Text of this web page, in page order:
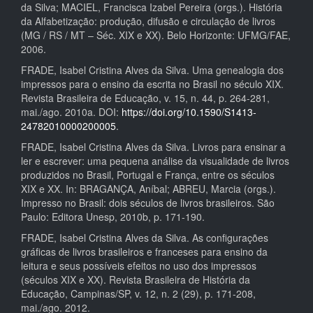
da Silva; MACIEL, Francisca Izabel Pereira (orgs.). História
da Alfabetização: produção, difusão e circulação de livros
(MG / RS / MT – Séc. XIX e XX). Belo Horizonte: UFMG/FAE,
2006.
FRADE, Isabel Cristina Alves da Silva. Uma genealogia dos
impressos para o ensino da escrita no Brasil no século XIX.
Revista Brasileira de Educação, v. 15, n. 44, p. 264-281,
mai./ago. 2010a. DOI: https://doi.org/10.1590/S1413-
24782010000200005.
FRADE, Isabel Cristina Alves da Silva. Livros para ensinar a
ler e escrever: uma pequena análise da visualidade de livros
produzidos no Brasil, Portugal e França, entre os séculos
XIX e XX. In: BRAGANÇA, Aníbal; ABREU, Marcia (orgs.).
Impresso no Brasil: dois séculos de livros brasileiros. São
Paulo: Editora Unesp, 2010b, p. 171-190.
FRADE, Isabel Cristina Alves da Silva. As configurações
gráficas de livros brasileiros e franceses para ensino da
leitura e seus possíveis efeitos no uso dos impressos
(séculos XIX e XX). Revista Brasileira de História da
Educação, Campinas/SP, v. 12, n. 2 (29), p. 171-208,
mai./ago. 2012.